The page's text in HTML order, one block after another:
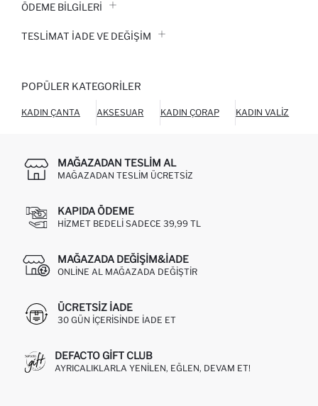
ÖDEME BİLGİLERİ
TESLIMAT İADE VE DEĞIŞIM
POPÜLER KATEGORILER
KADIN ÇANTA AKSESUAR KADIN ÇORAP KADIN VALIZ
MAĞAZADAN TESLIM AL
MAĞAZADAN TESLIM ÜCRETSIZ
KAPIDA ÖDEME
HIZMET BEDELI SADECE 39,99 TL
MAĞAZADA DEĞIŞIM&İADE
ONLINE AL MAĞAZADA DEĞIŞTIR
ÜCRETSIZ IADE
30 GÜN IÇERISINDE IADE ET
DEFACTO GIFT CLUB
AYRICALIKLARLA YENILEN, EĞLEN, DEVAM ET!